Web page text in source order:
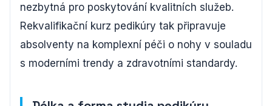
nezbytná pro poskytování kvalitních služeb.
Rekvalifikační kurz pedikúry tak připravuje
absolventy na komplexní péči o nohy v souladu
s moderními trendy a zdravotními standardy.